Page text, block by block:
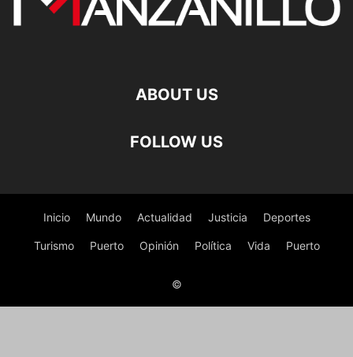
ABOUT US
FOLLOW US
Inicio Mundo Actualidad Justicia Deportes
Turismo Puerto Opinión Política Vida Puerto
©